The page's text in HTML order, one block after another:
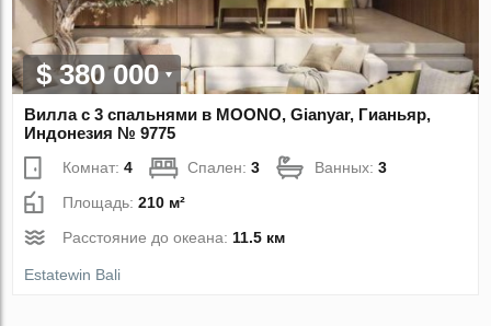
$ 380 000
Вилла с 3 спальнями в MOONO, Gianyar, Гианьяр,
Индонезия № 9775
Комнат:4 Спален:3 Ванных:3
Площадь:210 м²
Расстояние до океана: 11.5 км
Estatewin Bali